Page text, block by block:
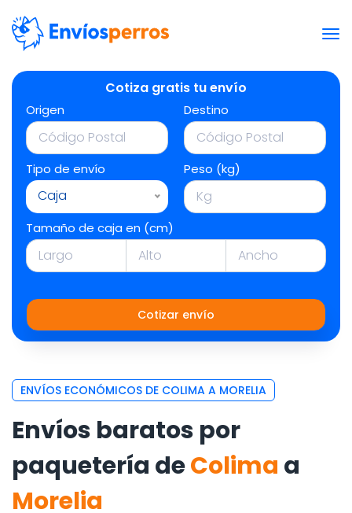
Cotiza gratis tu envío
Origen Destino
Tipo de envío
Caja
Peso (kg)
Tamaño de caja en (cm)
Cotizar envío
ENVÍOS ECONÓMICOS DE COLIMA A MORELIA
Envíos baratos por
paquetería deColima a
Morelia